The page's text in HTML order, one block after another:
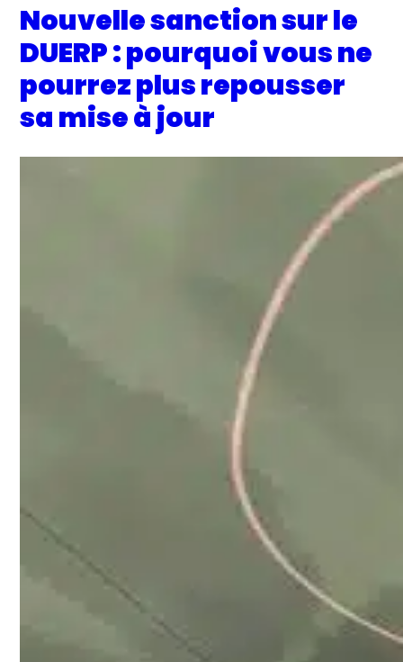
Nouvelle sanction sur le
DUERP : pourquoi vous ne
pourrez plus repousser
sa mise à jour